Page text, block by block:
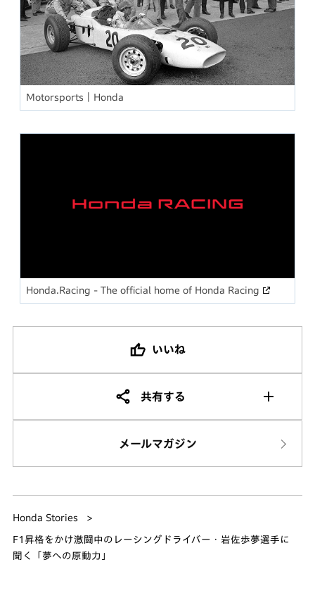
Motorsports｜Honda
Honda.Racing - The official home of Honda Racing
いいね
共有する
メールマガジン
Honda Stories
F1昇格をかけ激闘中のレーシングドライバー・岩佐歩夢選手に
聞く「夢への原動力」